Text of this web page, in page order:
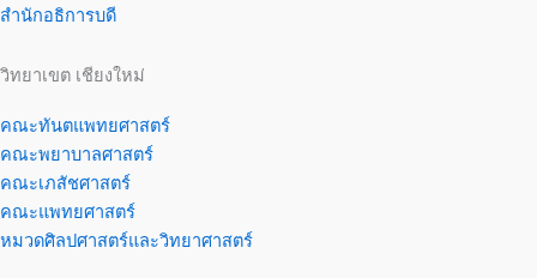
สำนักอธิการบดี
วิทยาเขต เชียงใหม่
คณะทันตแพทยศาสตร์
คณะพยาบาลศาสตร์
คณะเภสัชศาสตร์
คณะแพทยศาสตร์
หมวดศิลปศาสตร์และวิทยาศาสตร์